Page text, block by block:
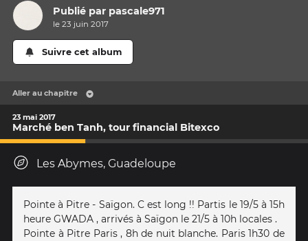
Publié par pascale971
le 23 juin 2017
Suivre cet album
Aller au chapitre
23 mai 2017
Marché ben Tanh, tour financial Bitexco
Les Abymes, Guadeloupe
Pointe à Pitre - Saïgon. C est long !! Partis le 19/5 à 15h
heure GWADA , arrivés à Saïgon le 21/5 à 10h locales .
Pointe à Pitre Paris , 8h de nuit blanche. Paris 1h30 de